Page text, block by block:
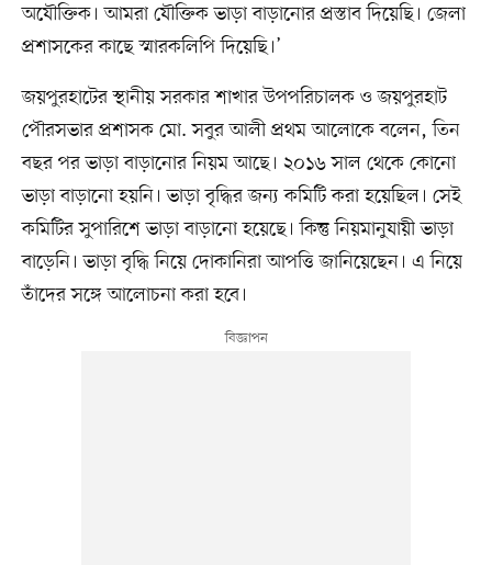
অযৌক্তিক। আমরা যৌক্তিক ভাড়া বাড়ানোর প্রস্তাব দিয়েছি। জেলা
প্রশাসকের কাছে স্মারকলিপি দিয়েছি।’
জয়পুরহাটের স্থানীয় সরকার শাখার উপপরিচালক ও জয়পুরহাট
পৌরসভার প্রশাসক মো. সবুর আলী প্রথম আলোকে বলেন, তিন
বছর পর ভাড়া বাড়ানোর নিয়ম আছে। ২০১৬ সাল থেকে কোনো
ভাড়া বাড়ানো হয়নি। ভাড়া বৃদ্ধির জন্য কমিটি করা হয়েছিল। সেই
কমিটির সুপারিশে ভাড়া বাড়ানো হয়েছে। কিন্তু নিয়মানুযায়ী ভাড়া
বাড়েনি। ভাড়া বৃদ্ধি নিয়ে দোকানিরা আপত্তি জানিয়েছেন। এ নিয়ে
তাঁদের সঙ্গে আলোচনা করা হবে।